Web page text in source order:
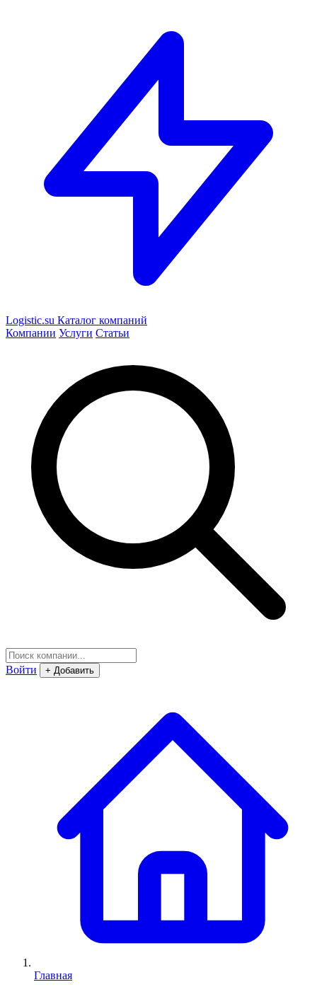
Logistic.su Каталог компаний
Компании Услуги Статьи
Войти + Добавить
Главная